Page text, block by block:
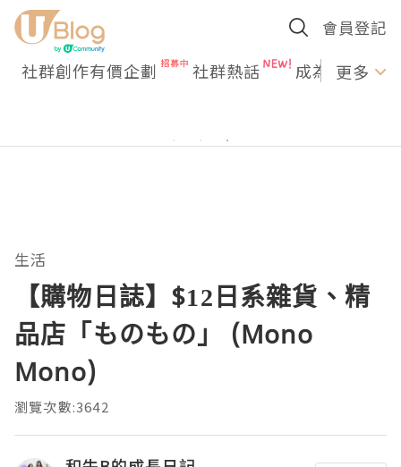
會員登記
社群創作有價企劃 社群熱話 成為U更多
生活
【購物日誌】$12日系雜貨、精
品店「ものもの」 (Mono
Mono)
瀏覽次數:3642